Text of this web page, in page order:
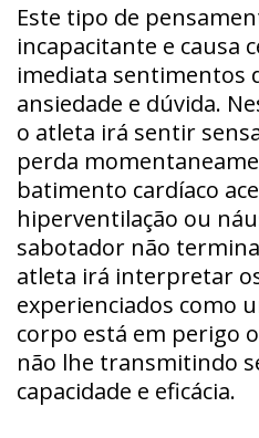
Este tipo de
incapacitante e causa
imediata sentimentos
ansiedade e dúvida.
o atleta irá sentir
perda
batimento cardíaco
hiperventilação ou
sabotador não
atleta irá interpretar
experienciados como
corpo está em perigo
não lhe transmitindo
capacidade e eficácia.